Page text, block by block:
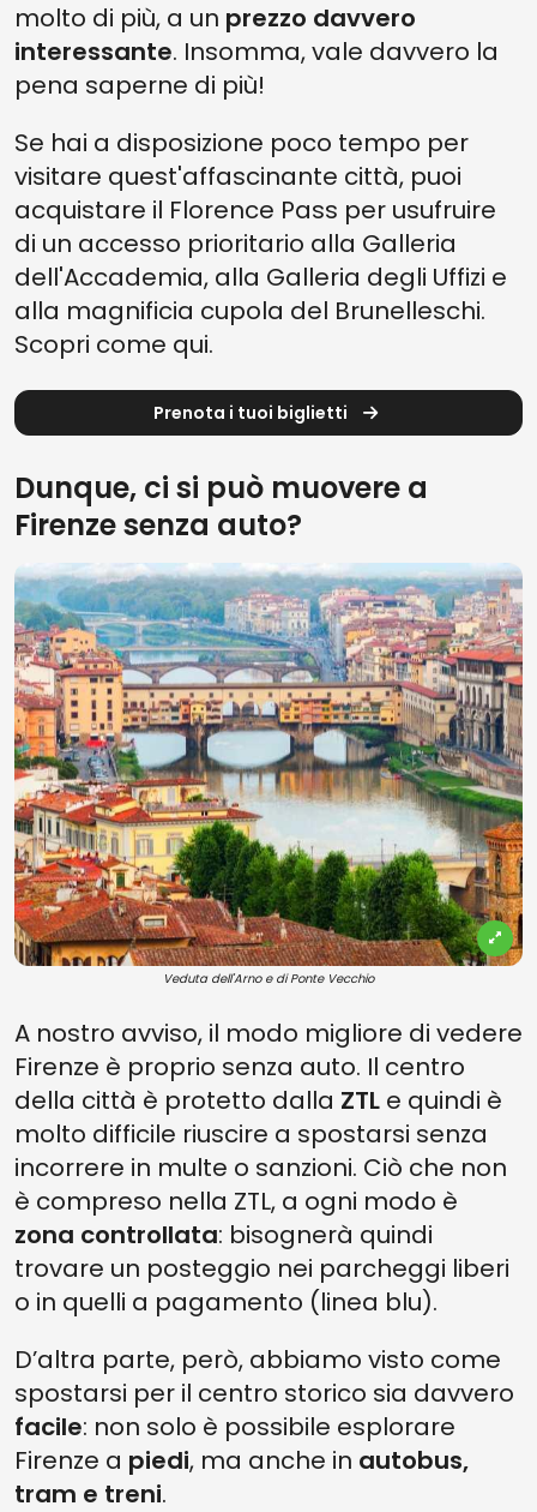
molto di più, a un prezzo davvero
interessante. Insomma, vale davvero la
pena saperne di più!
Se hai a disposizione poco tempo per
visitare quest'affascinante città, puoi
acquistare il Florence Pass per usufruire
di un accesso prioritario alla Galleria
dell'Accademia, alla Galleria degli Uffizi e
alla magnificia cupola del Brunelleschi.
Scopri come qui.
Prenota i tuoi biglietti
Dunque, ci si può muovere a
Firenze senza auto?
Veduta dell'Arno e di Ponte Vecchio
A nostro avviso, il modo migliore di vedere
Firenze è proprio senza auto. Il centro
della città è protetto dalla ZTL e quindi è
molto difficile riuscire a spostarsi senza
incorrere in multe o sanzioni. Ciò che non
è compreso nella ZTL, a ogni modo è
zona controllata: bisognerà quindi
trovare un posteggio nei parcheggi liberi
o in quelli a pagamento (linea blu).
D’altra parte, però, abbiamo visto come
spostarsi per il centro storico sia davvero
facile: non solo è possibile esplorare
Firenze a piedi, ma anche in autobus,
tram e treni.